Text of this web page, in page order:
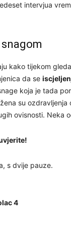
intervjua
kako tijekom
da se
koja je tada
su
ovisnosti. Neka
s dvije pauze.
4